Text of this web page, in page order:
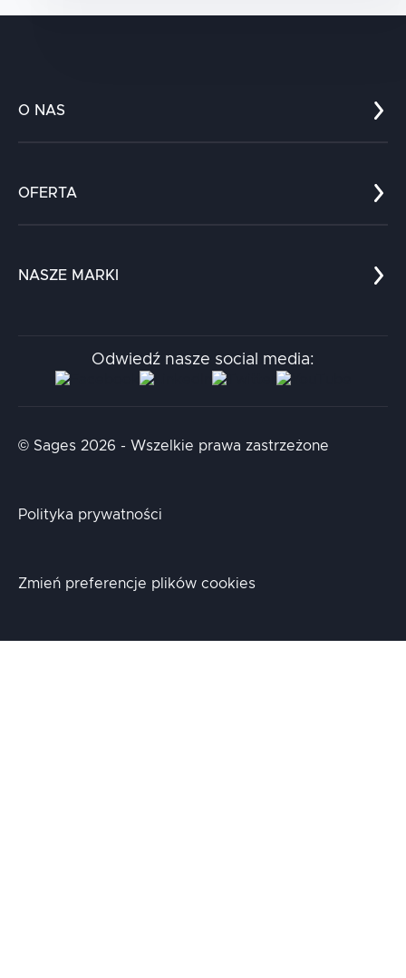
O NAS
Kariera
Kontakt
OFERTA
Chatboty
NASZE MARKI
Aidapta
AI & NLP Day
Odwiedź nasze social media:
© Sages 2026 - Wszelkie prawa zastrzeżone
Polityka prywatności
Zmień preferencje plików cookies